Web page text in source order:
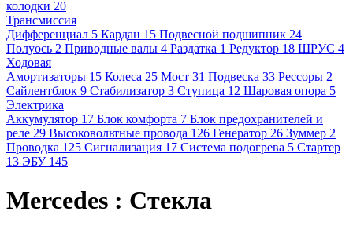
колодки 20
Трансмиссия
Дифференциал 5 Кардан 15 Подвесной подшипник 24
Полуось 2 Приводные валы 4 Раздатка 1 Редуктор 18 ШРУС 4
Ходовая
Амортизаторы 15 Колеса 25 Мост 31 Подвеска 33 Рессоры 2
Сайлентблок 9 Стабилизатор 3 Ступица 12 Шаровая опора 5
Электрика
Аккумулятор 17 Блок комфорта 7 Блок предохранителей и
реле 29 Высоковольтные провода 126 Генератор 26 Зуммер 2
Проводка 125 Сигнализация 17 Система подогрева 5 Стартер
13 ЭБУ 145
Mercedes : Стекла